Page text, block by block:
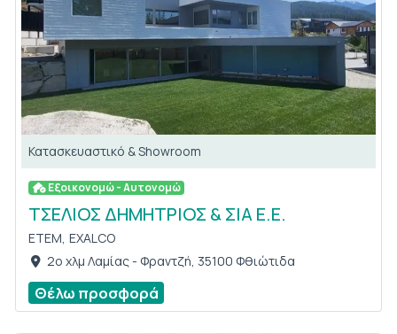
Κατασκευαστικό & Showroom
Εξοικονομώ - Αυτονομώ
ΤΣΕΛΙΟΣ ΔΗΜΗΤΡΙΟΣ & ΣΙΑ Ε.Ε.
ETEM, EXALCO
2ο χλμ Λαμίας - Φραντζή, 35100 Φθιώτιδα
Θέλω προσφορά